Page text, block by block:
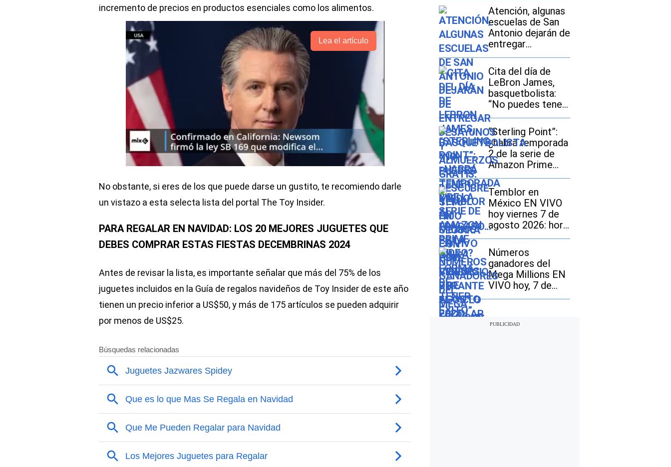
incremento de precios en productos esenciales como los alimentos.
Lea el artículo
No obstante, si eres de los que puede darse un gustito, te recomiendo darle
un vistazo a esta selecta lista del portal The Toy Insider.
PARA REGALAR EN NAVIDAD: LOS 20 MEJORES JUGUETES QUE
DEBES COMPRAR ESTAS FIESTAS DECEMBRINAS 2024
Antes de revisar la lista, es importante señalar que más del 75% de los
juguetes incluidos en la Guía de regalos navideños de Toy Insider de este año
tienen un precio inferior a US$50, y más de 175 artículos se pueden adquirir
por menos de US$25.
Atención, algunas
escuelas de San
Antonio dejarán de
entregar
desayunos y
almuerzos gratis:
descubre si tu hijo
seguirá con este
beneficio durante
el ciclo escolar
2026-2027
Cita del día de
LeBron James,
basquetbolista:
“No puedes tener
miedo al fracaso...
Es la única forma
de tener éxito”
“Sterling Point”:
¿habrá temporada
2 de la serie de
Amazon Prime
Video?
Temblor en
México EN VIVO
hoy viernes 7 de
agosto 2026: hora
exacta, magnitud y
dónde fue el
epicentro del
último
Números
ganadores del
Mega Millions EN
VIVO hoy, 7 de
agosto 2026: mira
jackpot de $70